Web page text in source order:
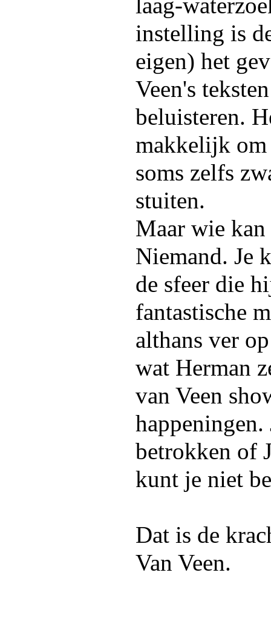
laag-
instelling is
eigen) het
Veen's
beluisteren.
makkelijk om
soms zelfs
stuiten.
Maar wie kan
Niemand. Je
de sfeer die
fantastische
althans ver
wat Herman
van Veen
betrokken of
kunt je niet
Dat is de
Van Veen.